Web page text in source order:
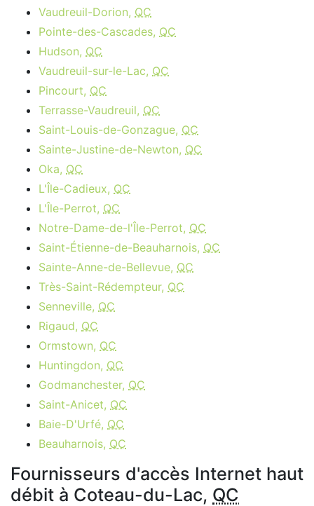
Vaudreuil-Dorion, QC
Pointe-des-Cascades, QC
Hudson, QC
Vaudreuil-sur-le-Lac, QC
Pincourt, QC
Terrasse-Vaudreuil, QC
Saint-Louis-de-Gonzague, QC
Sainte-Justine-de-Newton, QC
Oka, QC
L'Île-Cadieux, QC
L'Île-Perrot, QC
Notre-Dame-de-l'Île-Perrot, QC
Saint-Étienne-de-Beauharnois, QC
Sainte-Anne-de-Bellevue, QC
Très-Saint-Rédempteur, QC
Senneville, QC
Rigaud, QC
Ormstown, QC
Huntingdon, QC
Godmanchester, QC
Saint-Anicet, QC
Baie-D'Urfé, QC
Beauharnois, QC
Fournisseurs d'accès Internet haut
débit à Coteau-du-Lac, QC